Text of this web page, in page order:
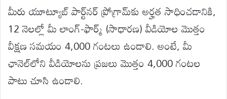
మీరు యూట్యూబ్ పార్ట్‌నర్ ప్రోగ్రామ్‌కు అర్హత సాధించడానికి,
12 నెలల్లో మీ లాంగ్-ఫార్మ్ (సాధారణ) వీడియోల మొత్తం
వీక్షణ సమయం 4,000 గంటలు ఉండాలి. అంటే, మీ
ఛానెల్‌లోని వీడియోలను ప్రజలు మొత్తం 4,000 గంటల
పాటు చూసి ఉండాలి.